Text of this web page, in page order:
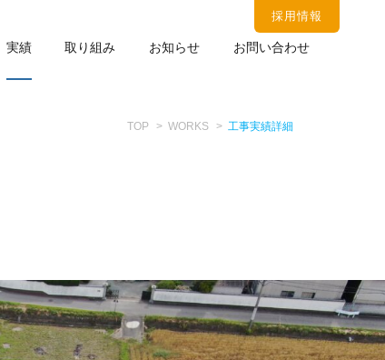
実績 取り組み お知らせ お問い合わせ
採用情報
TOP WORKS 工事実績詳細